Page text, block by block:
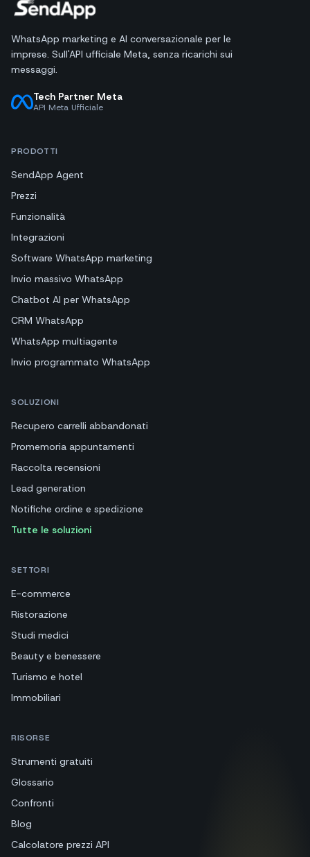
WhatsApp marketing e AI conversazionale per le
imprese. Sull'API ufficiale Meta, senza ricarichi sui
messaggi.
Tech Partner Meta
API Meta Ufficiale
PRODOTTI
SendApp Agent
Prezzi
Funzionalità
Integrazioni
Software WhatsApp marketing
Invio massivo WhatsApp
Chatbot AI per WhatsApp
CRM WhatsApp
WhatsApp multiagente
Invio programmato WhatsApp
SOLUZIONI
Recupero carrelli abbandonati
Promemoria appuntamenti
Raccolta recensioni
Lead generation
Notifiche ordine e spedizione
Tutte le soluzioni
SETTORI
E-commerce
Ristorazione
Studi medici
Beauty e benessere
Turismo e hotel
Immobiliari
RISORSE
Strumenti gratuiti
Glossario
Confronti
Blog
Calcolatore prezzi API